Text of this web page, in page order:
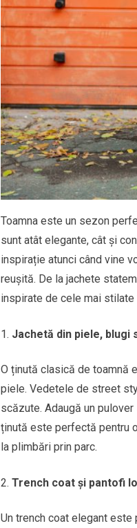
Toamna este un sezon
sunt atât elegante, cât și
inspirație atunci când vine
reușită. De la jachete
inspirate de cele mai
Jachetă din piele, blugi
O ținută clasică de toamnă
piele. Vedetele de street
scăzute. Adaugă un
ținută este perfectă pentru
la plimbări prin parc.
Trench coat și pantofi
Un trench coat elegant